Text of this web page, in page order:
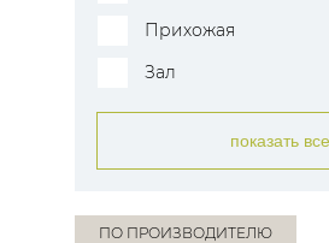
Прихожая
Зал
показать все
ПО ПРОИЗВОДИТЕЛЮ